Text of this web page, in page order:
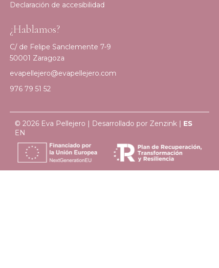
Declaración de accesibilidad
¿Hablamos?
C/ de Felipe Sanclemente 7-9
50001 Zaragoza
evapellejero@evapellejero.com
976 79 51 52
© 2026 Eva Pellejero | Desarrollado por Zenzink | ES
EN